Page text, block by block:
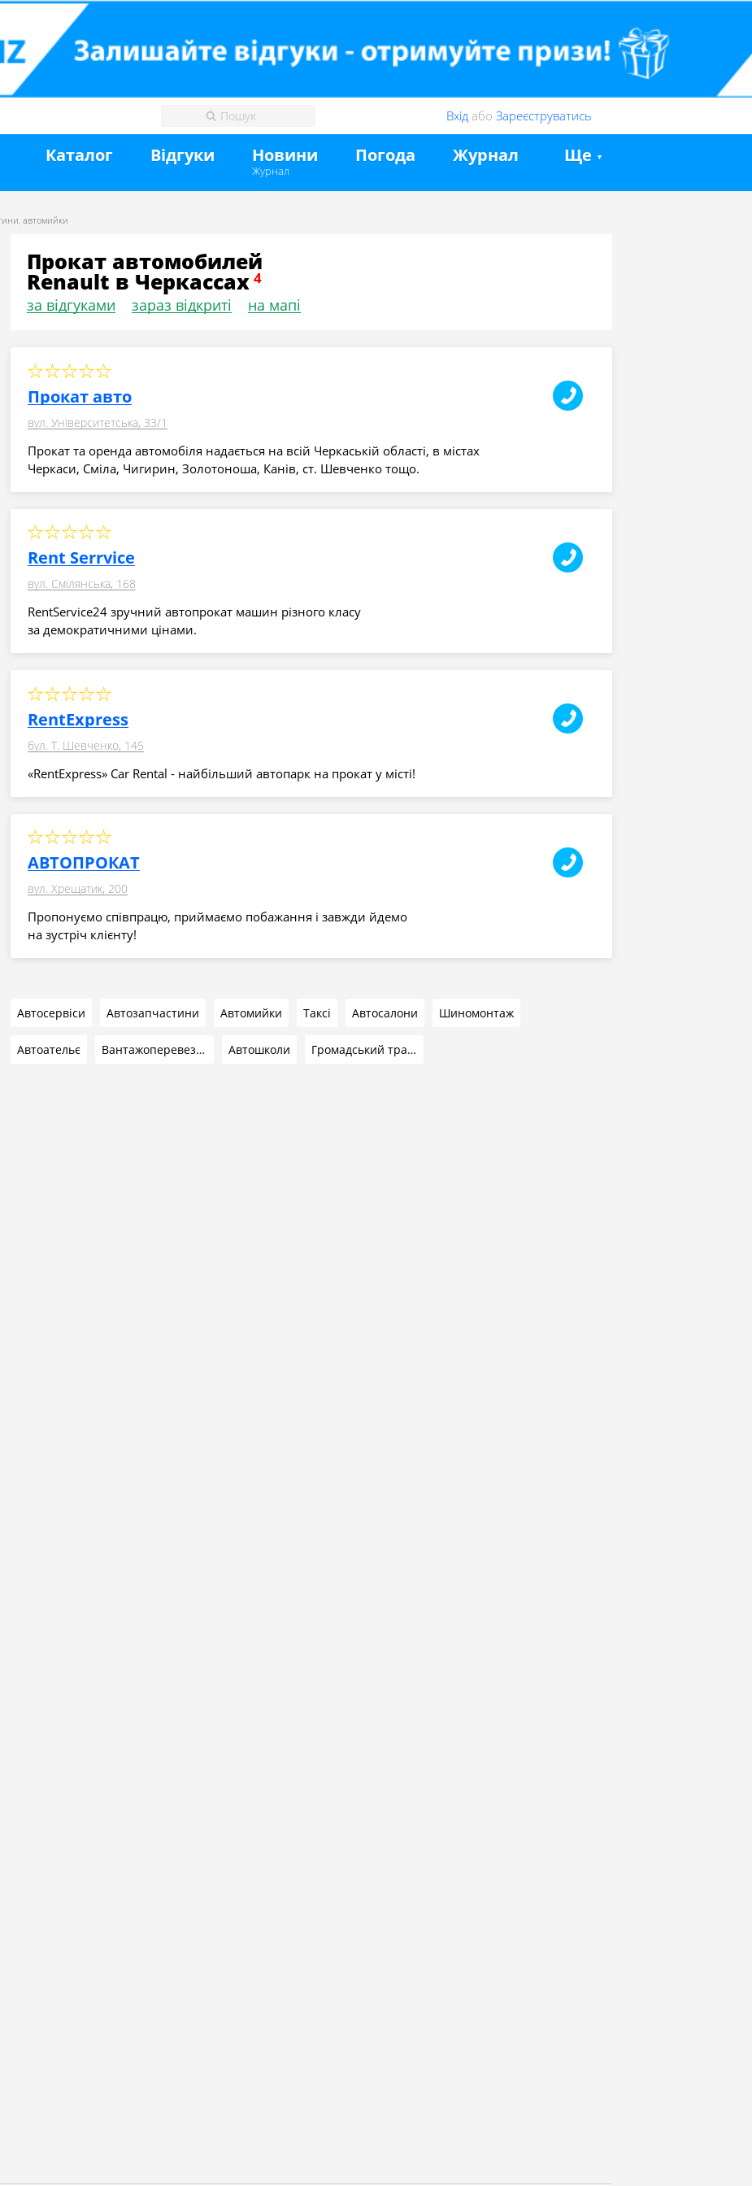
Вхід або Зареєструватись
Каталог Відгуки Новини
Журнал
Погода Журнал Ще
, автомийки
Прокат автомобилей
Renault в Черкассах
за відгуками зараз відкриті на мапі
Прокат авто
вул. Університетська, 33/1
Прокат та оренда автомобіля надається на всій Черкаській області, в містах
Черкаси, Сміла, Чигирин, Золотоноша, Канів, ст. Шевченко тощо.
Rent Serrvice
вул. Смілянська, 168
RentService24 зручний автопрокат машин різного класу
за демократичними цінами.
RentExpress
бул. Т. Шевченко, 145
«RentExpress» Car Rental - найбільший автопарк на прокат у місті!
АВТОПРОКАТ
вул. Хрещатик, 200
Пропонуємо співпрацю, приймаємо побажання і завжди йдемо
на зустріч клієнту!
Автосервіси Автозапчастини Автомийки Таксі Автосалони Шиномонтаж
Автоательє Вантажоперевезення Автошколи Громадський транспорт